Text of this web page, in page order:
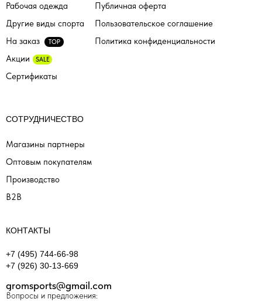
Рабочая одежда
На заказ TOP
Производство
Публичная оферта
Пользовательское соглашение
СОТРУДНИЧЕСТВО
Магазины партнеры
Оптовым покупателям
Акции SALE
КОНТАКТЫ
+7 (495) 744-66-98
+7 (926) 30-13-669
gromsports@gmail.com
Вопросы и предложения:
Политика конфиденциальности
Сертификаты
Другие виды спорта
B2B